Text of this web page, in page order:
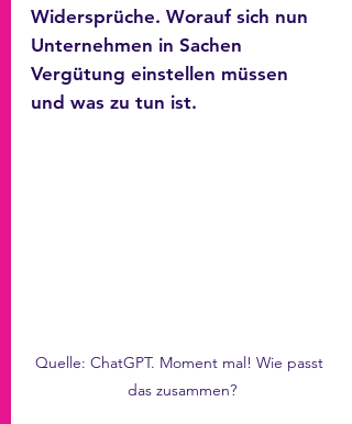
Widersprüche. Worauf sich nun
Unternehmen in Sachen
Vergütung einstellen müssen
und was zu tun ist.
Quelle: ChatGPT. Moment mal! Wie passt
das zusammen?